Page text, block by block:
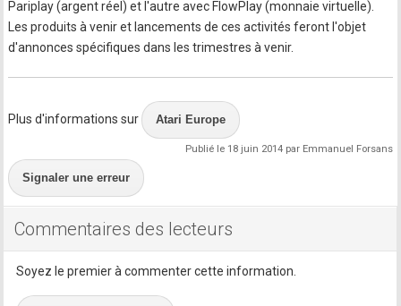
Pariplay (argent réel) et l'autre avec FlowPlay (monnaie virtuelle).
Les produits à venir et lancements de ces activités feront l'objet
d'annonces spécifiques dans les trimestres à venir.
Plus d'informations sur Atari Europe
Publié le 18 juin 2014 par Emmanuel Forsans
Signaler une erreur
Commentaires des lecteurs
Soyez le premier à commenter cette information.